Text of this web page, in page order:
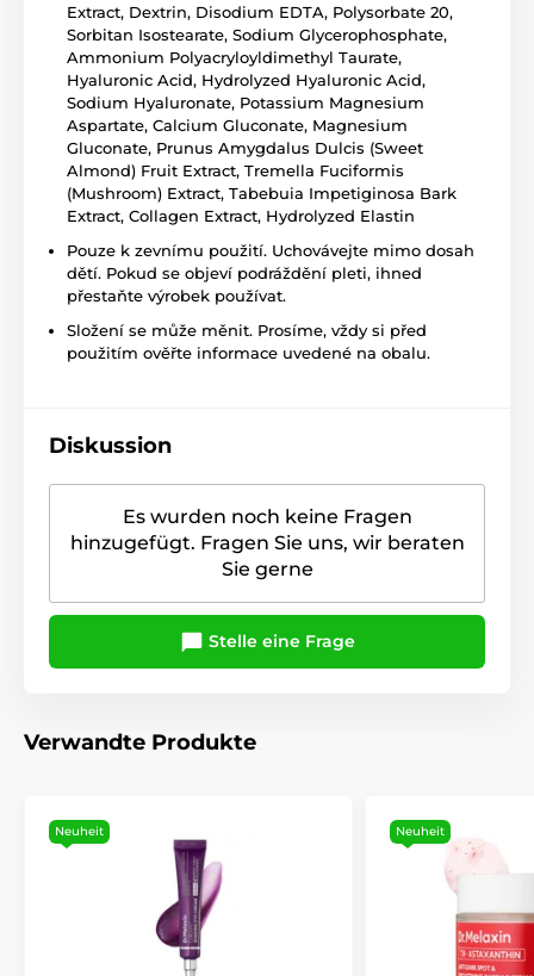
Extract, Dextrin, Disodium EDTA, Polysorbate 20,
Sorbitan Isostearate, Sodium Glycerophosphate,
Ammonium Polyacryloyldimethyl Taurate,
Hyaluronic Acid, Hydrolyzed Hyaluronic Acid,
Sodium Hyaluronate, Potassium Magnesium
Aspartate, Calcium Gluconate, Magnesium
Gluconate, Prunus Amygdalus Dulcis (Sweet
Almond) Fruit Extract, Tremella Fuciformis
(Mushroom) Extract, Tabebuia Impetiginosa Bark
Extract, Collagen Extract, Hydrolyzed Elastin
Pouze k zevnímu použití. Uchovávejte mimo dosah
dětí. Pokud se objeví podráždění pleti, ihned
přestaňte výrobek používat.
Složení se může měnit. Prosíme, vždy si před
použitím ověřte informace uvedené na obalu.
Diskussion
Es wurden noch keine Fragen
hinzugefügt. Fragen Sie uns, wir beraten
Sie gerne
Stelle eine Frage
Verwandte Produkte
Neuheit Neuheit